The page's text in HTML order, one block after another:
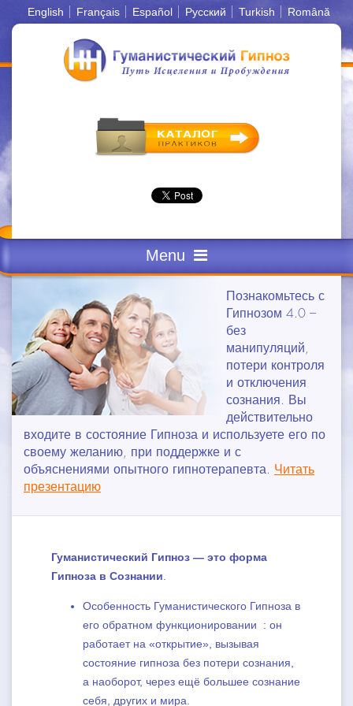
English Français Español Русский Turkish Română
Menu
КРАТКОЕ РЕЗЮМЕ
ОПРЕДЕЛЕНИЯ
РАЗЛИЧИЯ И СХОДСТВА
ОБЛАСТИ ПРИМЕНЕНИЯ
КОНТАКТЫ
Познакомьтесь с
Гипнозом 4.0 –
без
манипуляций,
потери контроля
и отключения
сознания. Вы
действительно
входите в состояние Гипноза и используете его по
своему желанию, при поддержке и с
объяснениями опытного гипнотерапевта. Читать
презентацию
Гуманистический Гипноз — это форма
Гипноза в Сознании
Особенность Гуманистического Гипноза в
его обратном функционировании : он
работает на «открытие», вызывая
состояние гипноза без потери сознания,
а наоборот, через ещё большее сознание
себя, других и мира.